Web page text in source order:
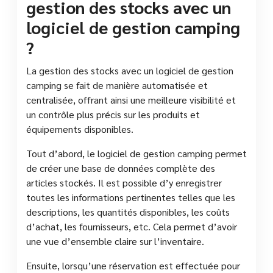
gestion des stocks avec un
logiciel de gestion camping
?
La gestion des stocks avec un logiciel de gestion
camping se fait de manière automatisée et
centralisée, offrant ainsi une meilleure visibilité et
un contrôle plus précis sur les produits et
équipements disponibles.
Tout d’abord, le logiciel de gestion camping permet
de créer une base de données complète des
articles stockés. Il est possible d’y enregistrer
toutes les informations pertinentes telles que les
descriptions, les quantités disponibles, les coûts
d’achat, les fournisseurs, etc. Cela permet d’avoir
une vue d’ensemble claire sur l’inventaire.
Ensuite, lorsqu’une réservation est effectuée pour